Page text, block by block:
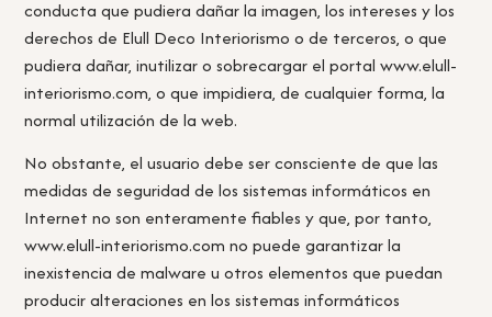
conducta que pudiera dañar la imagen, los intereses y los
derechos de Elull Deco Interiorismo o de terceros, o que
pudiera dañar, inutilizar o sobrecargar el portal www.elull-
interiorismo.com, o que impidiera, de cualquier forma, la
normal utilización de la web.
No obstante, el usuario debe ser consciente de que las
medidas de seguridad de los sistemas informáticos en
Internet no son enteramente fiables y que, por tanto,
www.elull-interiorismo.com no puede garantizar la
inexistencia de malware u otros elementos que puedan
producir alteraciones en los sistemas informáticos